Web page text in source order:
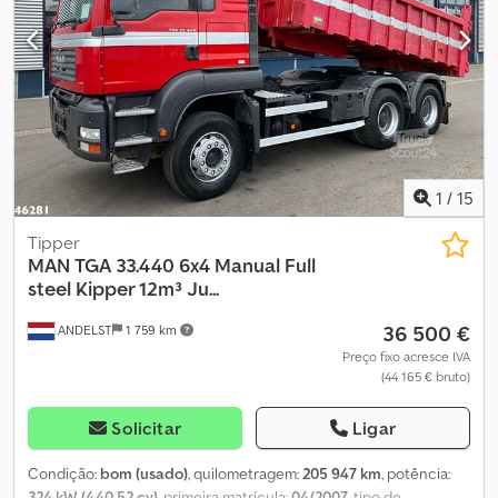
elevado * Nº de série: 16605299 * Suspensão totalmente por
feixe de molas * Caixa de câmbio manual * 1 x cama * Engate de
reboque * Retarder * VIN: WMAH26ZZ57M462481 * Nº do motor:
D2066LF01 * Kw: 316 * Euro 3 * Cilindrada: 10.518 ccm * Peso
próprio: 14.410 kg * Capacidade de carga útil: 11.515 kg * Peso total:
26.000 kg * Distância entre eixos: 4.800 / 1.400 mm *
Comprimento interno da carroçaria: 6,40 m * Largura interna da
carroçaria: 2,50 m * Altura interna da carroçaria: 0,90 m * Pneus:
315 / 80 R 22,5 Todas as informações sem garantia.
1 / 15
ANDELST 1 759 km
Tipper
MAN TGA 33.440 6x4 Manual Full
steel Kipper 12m³ Ju...
36 500 €
Preço fixo acresce IVA
(44 165 € bruto)
Solicitar Ligar
Condição: bom (usado), quilometragem:205 947 km, potência: